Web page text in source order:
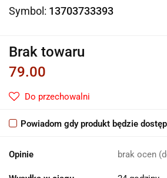
Symbol: 13703733393
Brak towaru
79.00
Do przechowalni
Powiadom gdy produkt będzie
Opinie brak ocen